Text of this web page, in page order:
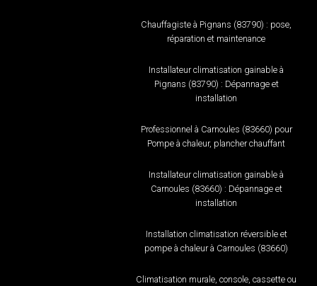
Chauffagiste à Pignans (83790) : pose,
réparation et maintenance
Installateur climatisation gainable à
Pignans (83790) : Dépannage et
installation
Professionnel à Carnoules (83660) pour
Pompe à chaleur, plancher chauffant
Installateur climatisation gainable à
Carnoules (83660) : Dépannage et
installation
Installation climatisation réversible et
pompe à chaleur à Carnoules (83660)
Climatisation murale, console, cassette ou